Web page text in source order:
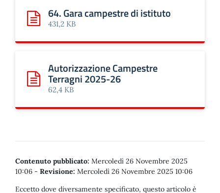
Scarica: 64. Gara campestre di istituto
64. Gara campestre di istituto
431,2 KB
Scarica: Autorizzazione Campestre Terragni 2025-26
Autorizzazione Campestre
Terragni 2025-26
62,4 KB
Contenuto pubblicato: Mercoledì 26 Novembre 2025
10:06 - Revisione: Mercoledì 26 Novembre 2025 10:06
Eccetto dove diversamente specificato, questo articolo è